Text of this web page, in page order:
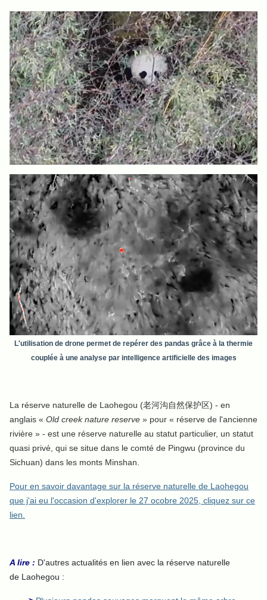
L'utilisation de drone permet de repérer des pandas grâce à la thermie
couplée à une analyse par intelligence artificielle des images
La réserve naturelle de Laohegou (老河沟自然保护区) - en
anglais « Old creek nature reserve » pour « réserve de l'ancienne
rivière » - est une réserve naturelle au statut particulier, un statut
quasi privé, qui se situe dans le comté de Pingwu (province du
Sichuan) dans les monts Minshan.
Pour en savoir davantage sur la réserve naturelle de Laohegou
que j'ai eu l'occasion d'explorer le 27 ocobre 2025, cliquez sur ce
lien.
A lire : D'autres actualités en lien avec la réserve naturelle
de Laohegou :